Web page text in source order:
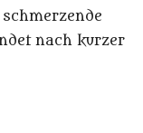
nach kurzer